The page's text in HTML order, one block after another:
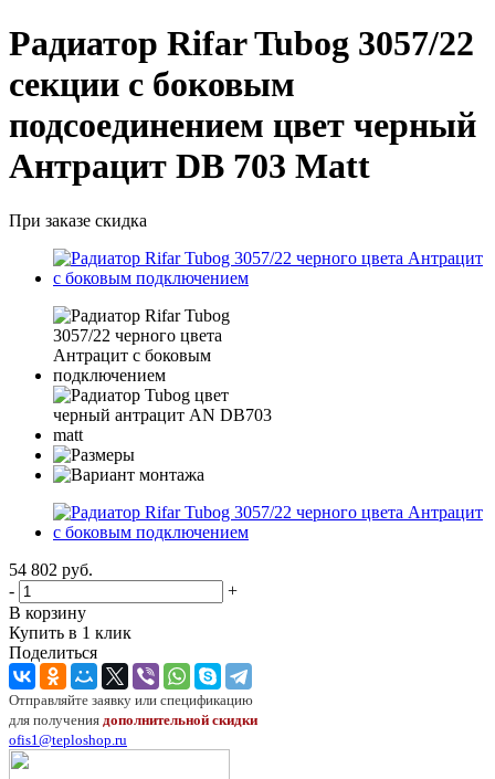
Радиатор Rifar Tubog 3057/22
секции с боковым
подсоединением цвет черный
Антрацит DB 703 Matt
При заказе скидка
54 802 руб.
-
+
В корзину
Купить в 1 клик
Поделиться
Отправляйте заявку или спецификацию
для получения дополнительной скидки
ofis1@teploshop.ru